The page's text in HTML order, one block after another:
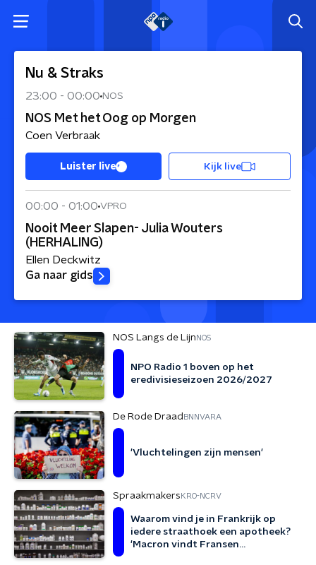
Nu & Straks
23:00 - 00:00 NOS
NOS Met het Oog op Morgen
Coen Verbraak
Luister live Kijk live
00:00 - 01:00 VPRO
Nooit Meer Slapen- Julia Wouters
(HERHALING)
Ellen Deckwitz
Ga naar gids
NOS Langs de Lijn NOS
NPO Radio 1 boven op het
eredivisieseizoen 2026/2027
De Rode Draad BNNVARA
'Vluchtelingen zijn mensen'
Spraakmakers KRO-NCRV
Waarom vind je in Frankrijk op
iedere straathoek een apotheek?
'Macron vindt Fransen